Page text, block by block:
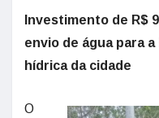
Investimento de R$
envio de água para
hídrica da cidade
O